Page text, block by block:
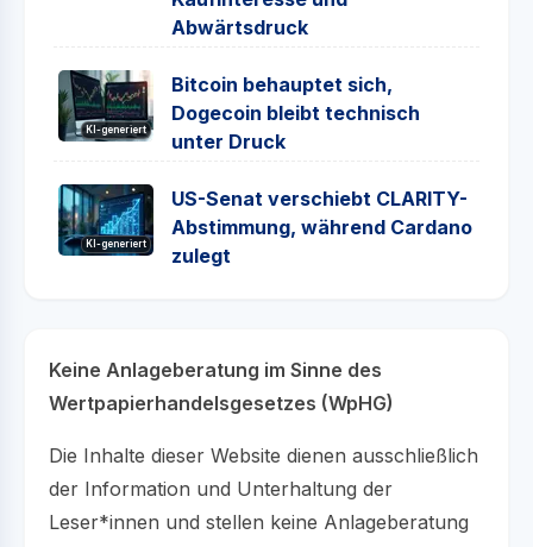
Abwärtsdruck
KI-generiert
Bitcoin behauptet sich,
Dogecoin bleibt technisch
unter Druck
KI-generiert
US-Senat verschiebt CLARITY-
Abstimmung, während Cardano
zulegt
Keine Anlageberatung im Sinne des
Wertpapierhandelsgesetzes (WpHG)
Die Inhalte dieser Website dienen ausschließlich
der Information und Unterhaltung der
Leser*innen und stellen keine Anlageberatung